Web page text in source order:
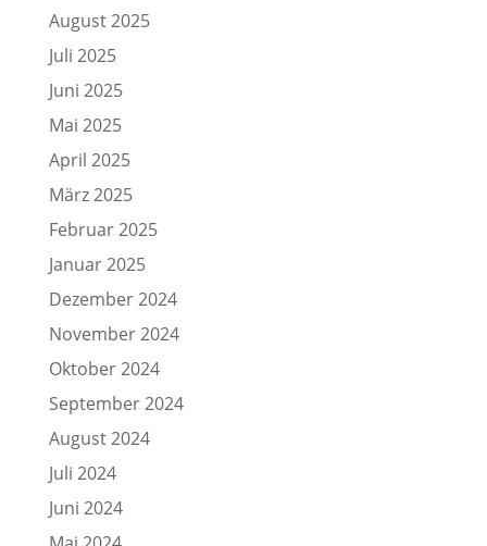
August 2025
Juli 2025
Juni 2025
Mai 2025
April 2025
März 2025
Februar 2025
Januar 2025
Dezember 2024
November 2024
Oktober 2024
September 2024
August 2024
Juli 2024
Juni 2024